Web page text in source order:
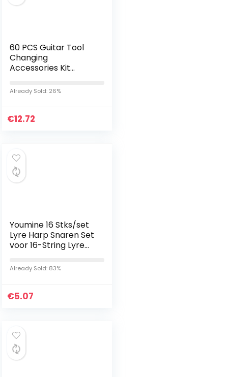
60 PCS Guitar Tool
Changing
Accessories Kit
Strings, Guitar Picks,
Pick Holder, Capo,
Already Sold: 26%
€12.72
Youmine 16 Stks/set
Lyre Harp Snaren Set
voor 16-String Lyre
Snaren Aeccessaries
Already Sold: 83%
€5.07